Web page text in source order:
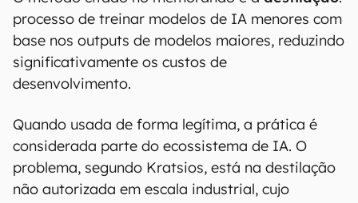
processo de treinar modelos de IA menores com
base nos outputs de modelos maiores, reduzindo
significativamente os custos de
desenvolvimento.
Quando usada de forma legítima, a prática é
considerada parte do ecossistema de IA. O
problema, segundo Kratsios, está na destilação
não autorizada em escala industrial, cujo